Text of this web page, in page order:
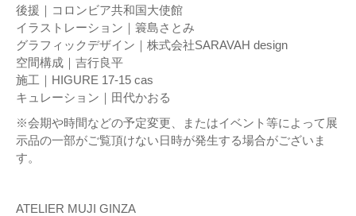
後援｜コロンビア共和国大使館
イラストレーション｜簑島さとみ
グラフィックデザイン｜株式会社SARAVAH design
空間構成｜吉行良平
施工｜HIGURE 17-15 cas
キュレーション｜田代かおる
※会期や時間などの予定変更、またはイベント等によって展
示品の一部がご覧頂けない日時が発生する場合がございま
す。
ATELIER MUJI GINZA